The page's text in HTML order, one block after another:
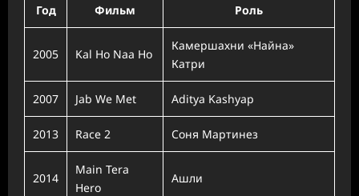
Год Фильм Роль
2005 Kal Ho Naa Ho
Камершахни «Найна»
Катри
2007 Jab We Met Aditya Kashyap
2013 Race 2 Соня Мартинез
2014
Main Tera
Hero
Ашли